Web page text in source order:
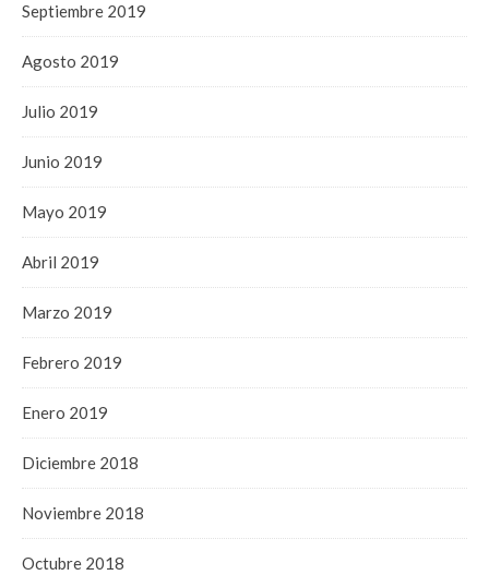
Septiembre 2019
Agosto 2019
Julio 2019
Junio 2019
Mayo 2019
Abril 2019
Marzo 2019
Febrero 2019
Enero 2019
Diciembre 2018
Noviembre 2018
Octubre 2018